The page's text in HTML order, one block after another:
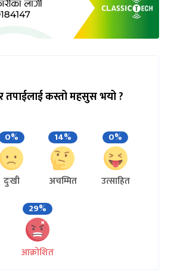
तपाईलाई कस्तो महसुस भयो ?
0%
दुःखी
14%
अचम्मित
0%
उत्साहित
29%
आक्रोशित